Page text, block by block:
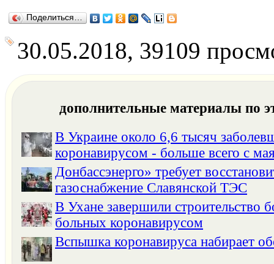
Поделиться…
30.05.2018, 39109
дополнительные материалы по
В Украине около 6,6 тысяч
коронавирусом - больше всего с
Донбассэнерго» требует
газоснабжение Славянской ТЭС
В Ухане завершили строительство
больных коронавирусом
Вспышка коронавируса набирает